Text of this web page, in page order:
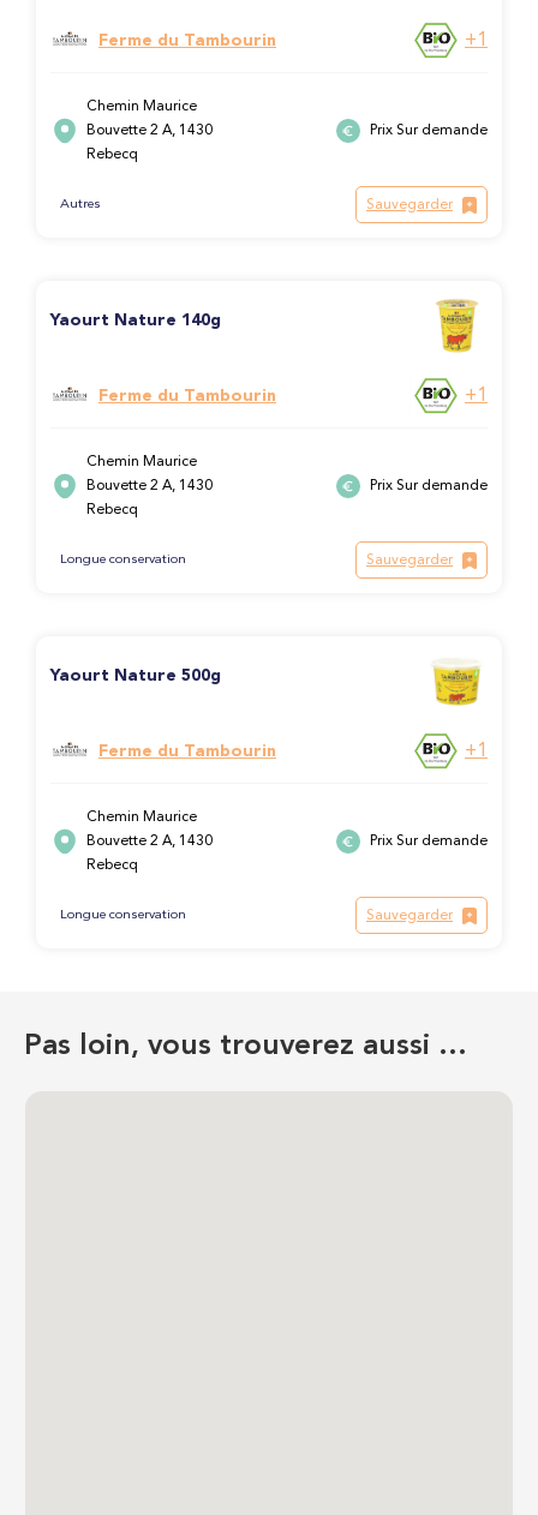
Ferme du Tambourin +1
Chemin Maurice
Bouvette 2 A, 1430
Rebecq
Prix Sur demande
Autres Sauvegarder
Yaourt Nature 140g
Ferme du Tambourin +1
Chemin Maurice
Bouvette 2 A, 1430
Rebecq
Prix Sur demande
Longue conservation Sauvegarder
Yaourt Nature 500g
Ferme du Tambourin +1
Chemin Maurice
Bouvette 2 A, 1430
Rebecq
Prix Sur demande
Longue conservation Sauvegarder
Pas loin, vous trouverez aussi …